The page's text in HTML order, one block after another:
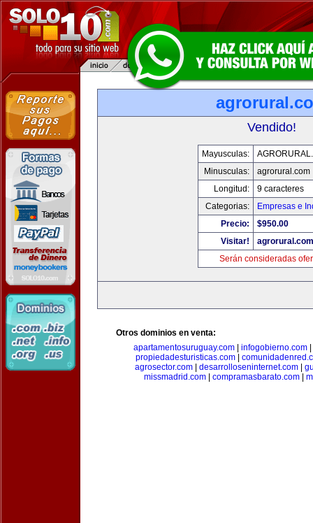
Vendido!
Mayusculas:
Minusculas:
agrorural.com
Longitud:
9 caracteres
Categorias:
Empresas e
Precio:
$950.00
Visitar!
agrorural.com
Serán consideradas
Otros dominios en venta:
apartamentosuruguay.com
infogobierno.com
propiedadesturisticas.com|
agrosector.com
desarrolloseninternet.com
missmadrid.com| compramasbarato.com|